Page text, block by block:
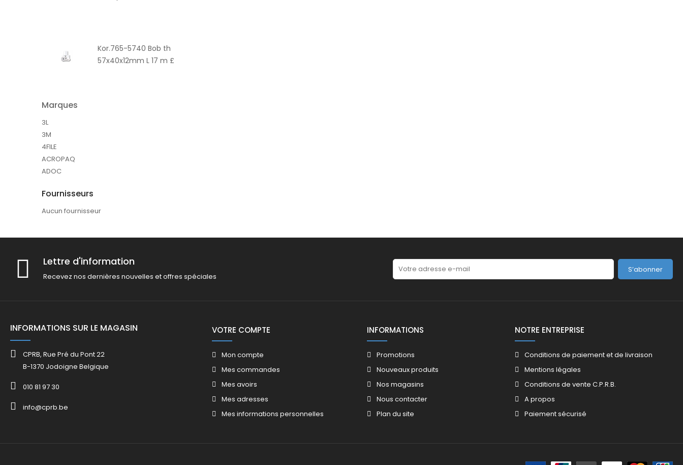
Kor.765-5740 Bob th
57x40x12mm L 17 m £
Marques
3L
3M
4FILE
ACROPAQ
ADOC
Fournisseurs
Aucun fournisseur
Lettre d'information
Recevez nos dernières nouvelles et offres spéciales
S’abonner
INFORMATIONS SUR LE MAGASIN
CPRB, Rue Pré du Pont 22
B-1370 Jodoigne Belgique
010 81 97 30
info@cprb.be
VOTRE COMPTE
Mon compte
Mes commandes
Mes avoirs​
Mes adresses
Mes informations personnelles
INFORMATIONS
Promotions​
Nouveaux produits​
Nos magasins​
Nous contacter​
Plan du site​
NOTRE ENTREPRISE
Conditions de paiement et de livraison
Mentions légales
Conditions de vente C.P.R.B.
A propos
Paiement sécurisé